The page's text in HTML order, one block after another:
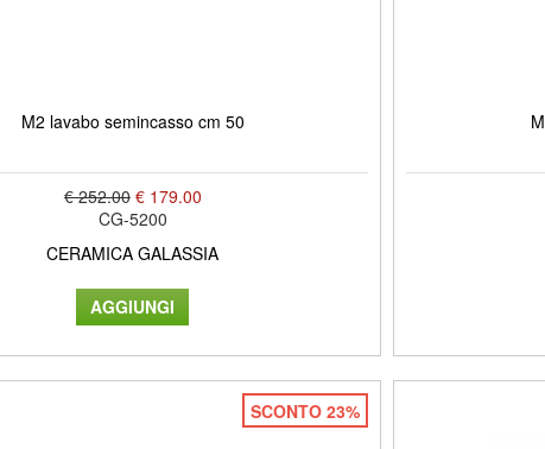
M2 lavabo semincasso cm 50
€ 252.00 € 179.00
CG-5200
CERAMICA GALASSIA
SCONTO 23%